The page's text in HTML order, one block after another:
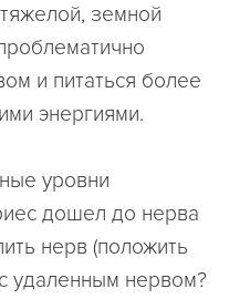
земной
и питаться более
энергиями.
уровни
дошел до нерва
нерв (положить
удаленным нервом?